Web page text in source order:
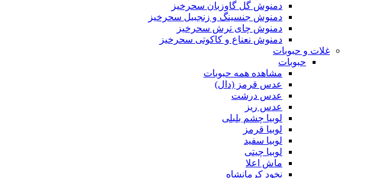
دمنوش گل گاوزبان سحرخیز
دمنوش جنسینگ و زنجبیل سحرخیز
دمنوش چای ترش سحرخیز
دمنوش نعناع و کاکوتی سحرخیز
غلات و حبوبات
حبوبات
مشاهده همه حبوبات
عدس قرمز (دال)
عدس درشت
عدس ریز
لوبیا چشم بلبلی
لوبیا قرمز
لوبیا سفید
لوبیا چیتی
ماش اعلا
نخود کرمانشاه